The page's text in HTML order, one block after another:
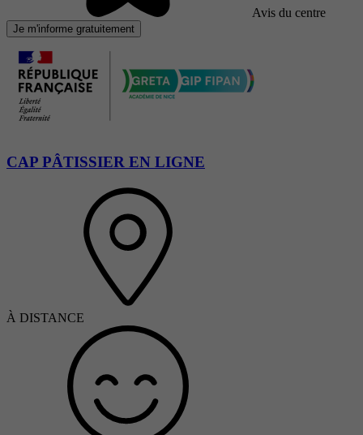
Avis du centre
Je m'informe gratuitement
CAP PÂTISSIER EN LIGNE
À DISTANCE